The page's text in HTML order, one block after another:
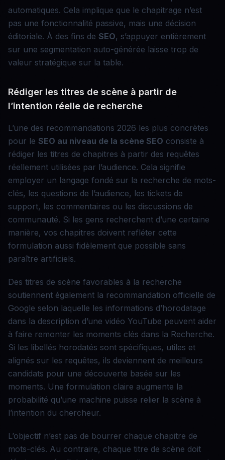
automatiques. Cela implique que le chapitrage n’est
pas une fonctionnalité passive, mais une décision
éditoriale. À des fins de SEO, s’appuyer entièrement
sur une segmentation auto-générée laisse trop de
valeur stratégique sur la table.
Rédiger les titres de scène à partir de
l’intention réelle de recherche
L’une des recommandations 2026 les plus concrètes
pour le SEO au niveau de la scène SEO consiste à
rédiger les titres de chapitres à partir des requêtes
réellement utilisées par l’audience. Cela signifie
employer un langage fondé sur la recherche de mots-
clés, les questions de l’audience, les tickets de
support, les commentaires ou les discussions de
communauté. Si les gens recherchent d’une certaine
manière, vos chapitres doivent refléter cette
formulation aussi fidèlement que possible sans
paraître artificiels.
Des titres de scène favorables à la recherche
soutiennent également la recommandation officielle de
Google selon laquelle les informations d’horodatage
dans la description d’une vidéo YouTube peuvent aider
à faire remonter les moments clés dans la Recherche.
Si les libellés horodatés sont spécifiques, utiles et
alignés sur les requêtes, ils deviennent de meilleurs
candidats pour une découverte basée sur les
moments. Une formulation claire augmente la
probabilité qu’une machine puisse relier la scène à
l’intention du chercheur.
L’objectif n’est pas de bourrer chaque chapitre de
mots-clés. Au contraire, chaque titre de scène doit